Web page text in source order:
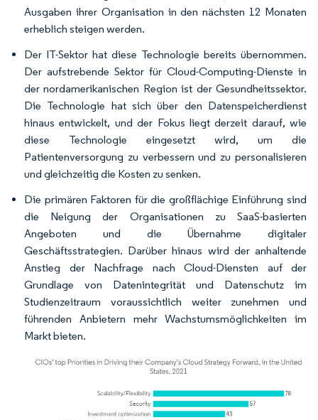
Ausgaben ihrer Organisation in den nächsten 12 Monaten
erheblich steigen werden.
Der IT-Sektor hat diese Technologie bereits übernommen.
Der aufstrebende Sektor für Cloud-Computing-Dienste in
der nordamerikanischen Region ist der Gesundheitssektor.
Die Technologie hat sich über den Datenspeicherdienst
hinaus entwickelt, und der Fokus liegt derzeit darauf, wie
diese Technologie eingesetzt wird, um die
Patientenversorgung zu verbessern und zu personalisieren
und gleichzeitig die Kosten zu senken.
Die primären Faktoren für die großflächige Einführung sind
die Neigung der Organisationen zu SaaS-basierten
Angeboten und die Übernahme digitaler
Geschäftsstrategien. Darüber hinaus wird der anhaltende
Anstieg der Nachfrage nach Cloud-Diensten auf der
Grundlage von Datenintegrität und Datenschutz im
Studienzeitraum voraussichtlich weiter zunehmen und
führenden Anbietern mehr Wachstumsmöglichkeiten im
Markt bieten.